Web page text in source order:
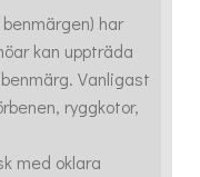
har
kan uppträda
Vanligast
ryggkotor,
med oklara